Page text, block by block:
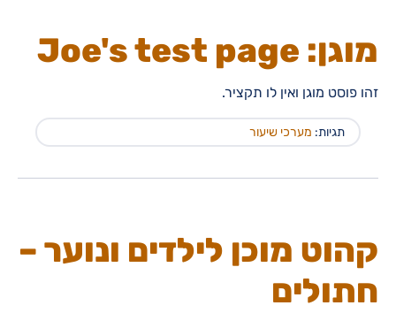
מוגן: Joe's test page
זהו פוסט מוגן ואין לו תקציר.
תגיות: מערכי שיעור
קהוט מוכן לילדים ונוער –
חתולים